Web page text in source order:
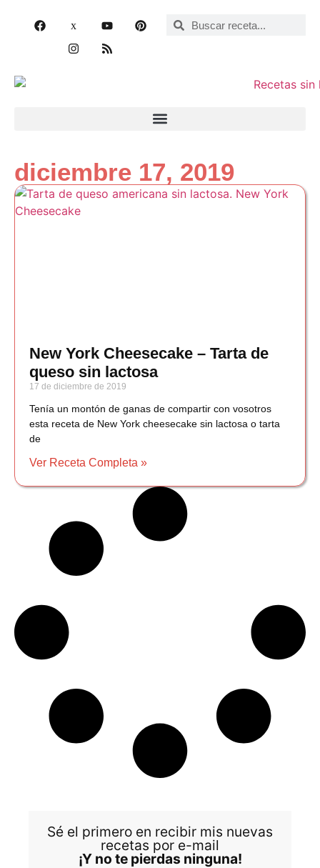
diciembre 17, 2019
New York Cheesecake – Tarta de
queso sin lactosa
17 de diciembre de 2019
Tenía un montón de ganas de compartir con vosotros
esta receta de New York cheesecake sin lactosa o tarta
de
Ver Receta Completa »
Sé el primero en recibir mis nuevas
recetas por e-mail
¡Y no te pierdas ninguna!